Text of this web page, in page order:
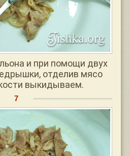
и при помощи двух
отделив мясо
выкидываем.